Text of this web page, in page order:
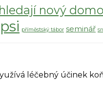
hledají nový
psi příměstský tábor seminář
léčebný účinek